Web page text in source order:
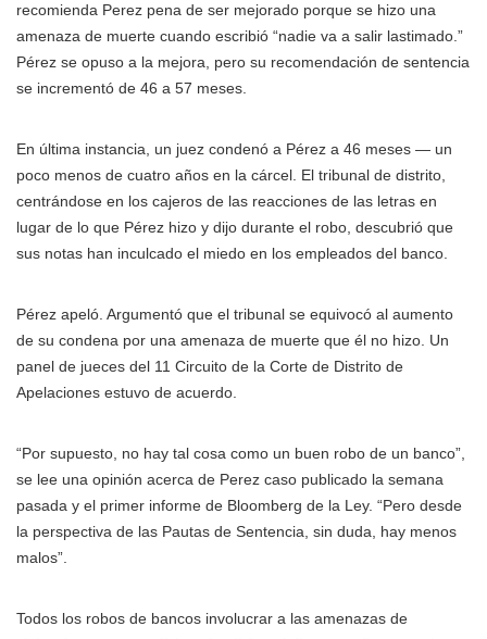
recomienda Perez pena de ser mejorado porque se hizo una
amenaza de muerte cuando escribió “nadie va a salir lastimado.”
Pérez se opuso a la mejora, pero su recomendación de sentencia
se incrementó de 46 a 57 meses.
En última instancia, un juez condenó a Pérez a 46 meses — un
poco menos de cuatro años en la cárcel. El tribunal de distrito,
centrándose en los cajeros de las reacciones de las letras en
lugar de lo que Pérez hizo y dijo durante el robo, descubrió que
sus notas han inculcado el miedo en los empleados del banco.
Pérez apeló. Argumentó que el tribunal se equivocó al aumento
de su condena por una amenaza de muerte que él no hizo. Un
panel de jueces del 11 Circuito de la Corte de Distrito de
Apelaciones estuvo de acuerdo.
“Por supuesto, no hay tal cosa como un buen robo de un banco”,
se lee una opinión acerca de Perez caso publicado la semana
pasada y el primer informe de Bloomberg de la Ley. “Pero desde
la perspectiva de las Pautas de Sentencia, sin duda, hay menos
malos”.
Todos los robos de bancos involucrar a las amenazas de